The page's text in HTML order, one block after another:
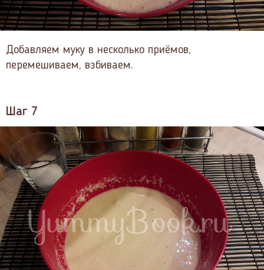
Добавляем муку в несколько приёмов,
перемешиваем, взбиваем.
Шаг 7